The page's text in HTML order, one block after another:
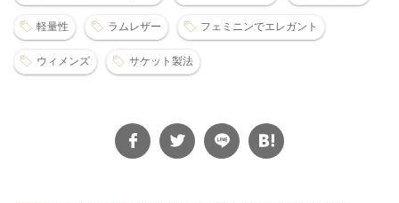
軽量性 ラムレザー フェミニンでエレガント
ウィメンズ サケット製法